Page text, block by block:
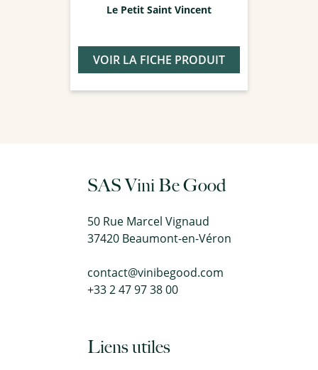
Le Petit Saint Vincent
VOIR LA FICHE PRODUIT
SAS Vini Be Good
50 Rue Marcel Vignaud
37420 Beaumont-en-Véron
contact@vinibegood.com
+33 2 47 97 38 00
Liens utiles